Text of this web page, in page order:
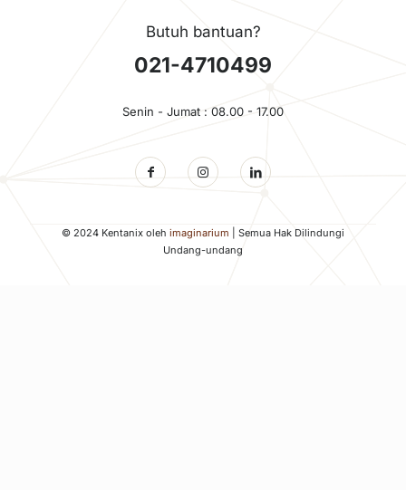
Butuh bantuan?
021-4710499
Senin - Jumat : 08.00 - 17.00
© 2024 Kentanix oleh imaginarium | Semua Hak Dilindungi
Undang-undang